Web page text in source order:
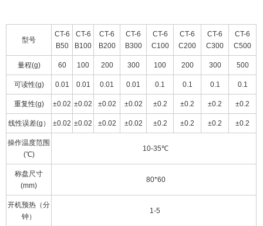
型号
CT-6
B50
CT-6
B100
CT-6
B200
CT-6
B300
CT-6
C100
CT-6
C200
CT-6
C300
CT-6
C500
量程(g) 60 100 200 300 100 200 300 500
可读性(g) 0.01 0.01 0.01 0.01 0.1 0.1 0.1 0.1
重复性(g) ±0.02 ±0.02 ±0.02 ±0.02 ±0.2 ±0.2 ±0.2 ±0.2
线性误差(g） ±0.02 ±0.02 ±0.02 ±0.02 ±0.2 ±0.2 ±0.2 ±0.2
操作温度范围
(℃)
10-35℃
称盘尺寸
(mm)
80*60
开机预热（分
钟）
1-5